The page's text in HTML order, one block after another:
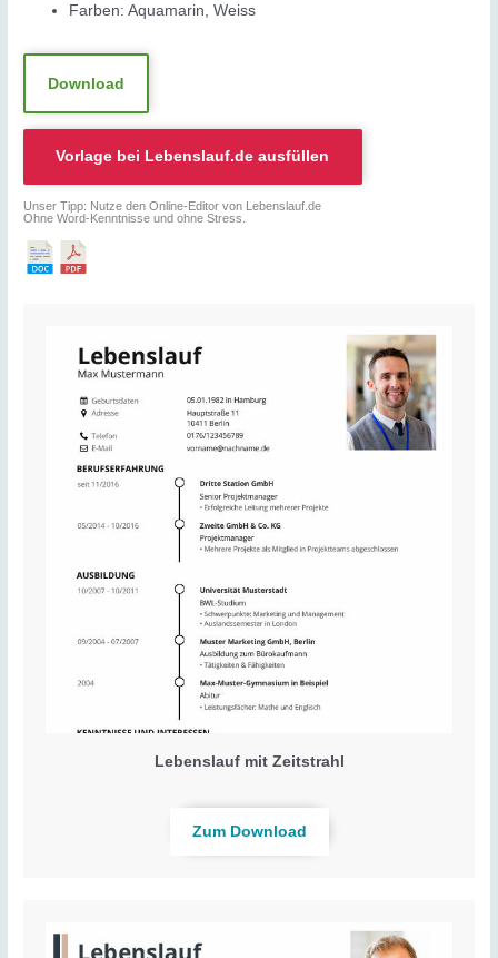
Farben: Aquamarin, Weiss
Download
Vorlage bei Lebenslauf.de ausfüllen
Unser Tipp: Nutze den Online-Editor von Lebenslauf.de
Ohne Word-Kenntnisse und ohne Stress.
Lebenslauf mit Zeitstrahl
Zum Download